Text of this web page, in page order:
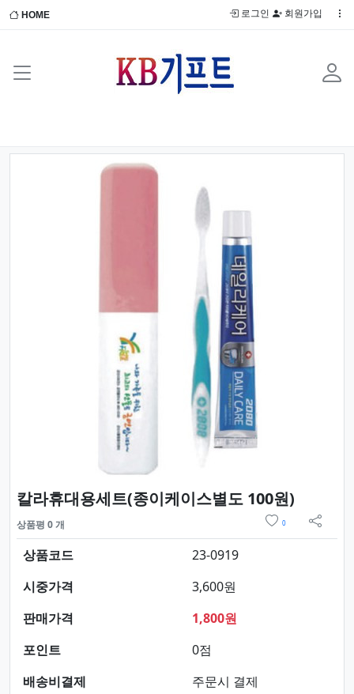
HOME 로그인 회원가입
칼라휴대용세트(종이케이스별도 100원)
상품평 0 개 0
sns 공
상품코드
23-0919
시중가격
3,600원
판매가격
1,800원
포인트
0점
배송비결제
주문시 결제